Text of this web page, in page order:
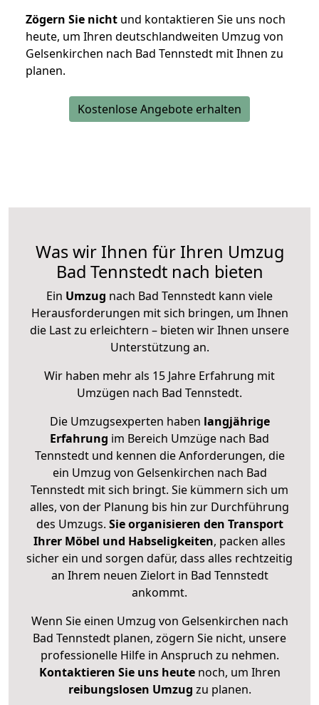
Zögern Sie nicht und kontaktieren Sie uns noch
heute, um Ihren deutschlandweiten Umzug von
Gelsenkirchen nach Bad Tennstedt mit Ihnen zu
planen.
Kostenlose Angebote erhalten
Was wir Ihnen für Ihren Umzug
Bad Tennstedt nach bieten
Ein Umzug nach Bad Tennstedt kann viele
Herausforderungen mit sich bringen, um Ihnen
die Last zu erleichtern – bieten wir Ihnen unsere
Unterstützung an.
Wir haben mehr als 15 Jahre Erfahrung mit
Umzügen nach Bad Tennstedt.
Die Umzugsexperten haben langjährige
Erfahrung im Bereich Umzüge nach Bad
Tennstedt und kennen die Anforderungen, die
ein Umzug von Gelsenkirchen nach Bad
Tennstedt mit sich bringt. Sie kümmern sich um
alles, von der Planung bis hin zur Durchführung
des Umzugs. Sie organisieren den Transport
Ihrer Möbel und Habseligkeiten, packen alles
sicher ein und sorgen dafür, dass alles rechtzeitig
an Ihrem neuen Zielort in Bad Tennstedt
ankommt.
Wenn Sie einen Umzug von Gelsenkirchen nach
Bad Tennstedt planen, zögern Sie nicht, unsere
professionelle Hilfe in Anspruch zu nehmen.
Kontaktieren Sie uns heutenoch, um Ihren
reibungslosen Umzug zu planen.